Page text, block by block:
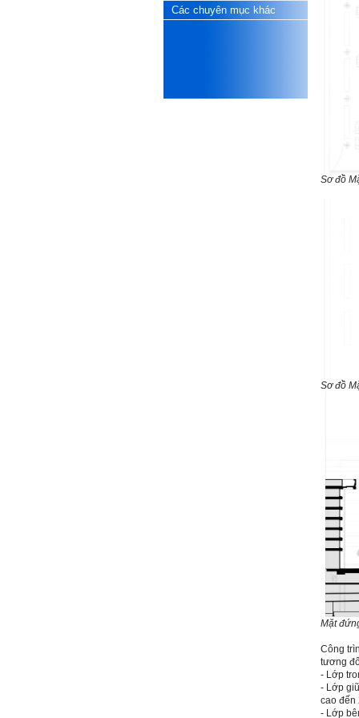
tốt đẹp do chính em gây ra,
để có trách nhiệm mà sửa
Các chuyên mục khác
Sơ đồ
Sơ đồ
Mặt
Công
tương
- Lớp
- Lớp
cao đến
- Lớp